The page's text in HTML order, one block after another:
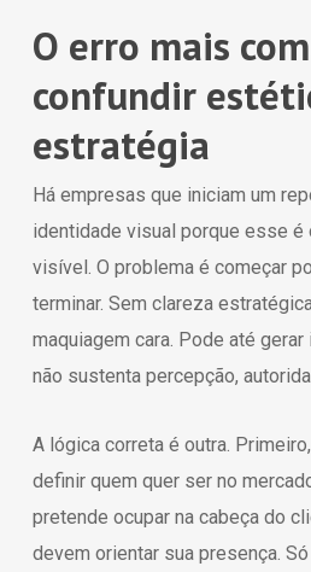
O erro mais
confundir
estratégia
Há empresas que iniciam um
identidade visual porque esse é
visível. O problema é começar
terminar. Sem clareza
maquiagem cara. Pode até
não sustenta percepção,
A lógica correta é outra.
definir quem quer ser no
pretende ocupar na cabeça do
devem orientar sua presença.